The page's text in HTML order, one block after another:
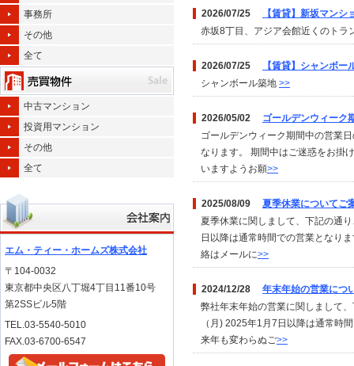
2026/07/25
【賃貸】新坂マン
赤坂8丁目、アジア会館近くのト
2026/07/25
【賃貸】シャンボ
シャンボール築地 >>
2026/05/02 ゴールデンウィーク
ゴールデンウィーク期間中の営業
なります。 期間中はご迷惑をお掛
いますようお願>>
2025/08/09 夏季休業についてご
夏季休業に関しまして、下記の通
日以降は通常時間での営業となり
絡はメールに>>
2024/12/28 年末年始の営業につ
弊社年末年始の営業に関しまして
（月) 2025年1月7日以降は通常時
来年も変わらぬご>>
事務所
その他
全て
中古マンション
投資用マンション
その他
全て
エム・ティー・ホームズ株式会社
〒104-0032
東京都中央区八丁堀4丁目11番10号
第2SSビル5階
TEL.03-5540-5010
FAX.03-6700-6547